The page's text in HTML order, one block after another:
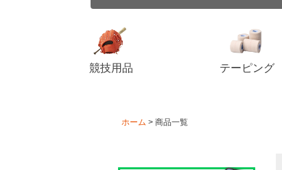
競技用品 テーピング
ホーム 商品一覧